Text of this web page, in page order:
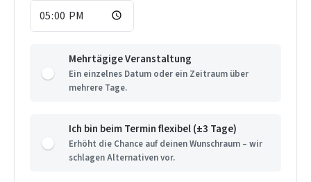
Mehrtägige Veranstaltung
Ein einzelnes Datum oder ein Zeitraum über
mehrere Tage.
Ich bin beim Termin flexibel (±3 Tage)
Erhöht die Chance auf deinen Wunschraum – wir
schlagen Alternativen vor.